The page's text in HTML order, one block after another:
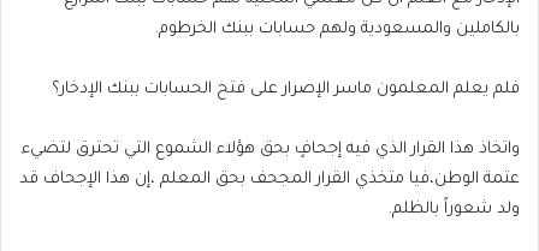
بالكاملين والمسعودية ولهم حسابات ببنك الخرطوم.
فلم يعلم المعلمون ماسر الإصرار على فتح الحسابات ببنك الإدخار؟
واتخاذ هذا القرار الذي فيه إجحافٍ بحق هؤلاء الشموع التي تحترق لتضيء
عتمة الوطن،فيا متخذي القرار المجحف بحق المعلم ،إن هذا الإجحاف قد
ولد شعوراً بالظلم.